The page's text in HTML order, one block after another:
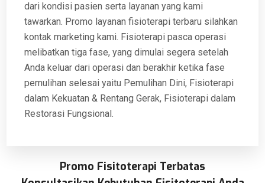
dari kondisi pasien serta layanan yang kami
tawarkan. Promo layanan fisioterapi terbaru silahkan
kontak marketing kami. Fisioterapi pasca operasi
melibatkan tiga fase, yang dimulai segera setelah
Anda keluar dari operasi dan berakhir ketika fase
pemulihan selesai yaitu Pemulihan Dini, Fisioterapi
dalam Kekuatan & Rentang Gerak, Fisioterapi dalam
Restorasi Fungsional.
Promo Fisitoterapi Terbatas